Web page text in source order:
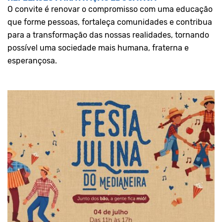
O convite é renovar o compromisso com uma educação
que forme pessoas, fortaleça comunidades e contribua
para a transformação das nossas realidades, tornando
possível uma sociedade mais humana, fraterna e
esperançosa.